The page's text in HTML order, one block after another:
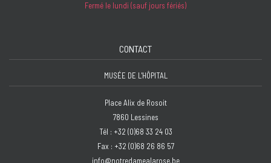
Fermé le lundi (sauf jours fériés)
CONTACT
MUSÉE DE L'HÔPITAL
Place Alix de Rosoit
7860 Lessines
Tél : +32 (0)68 33 24 03
Fax : +32 (0)68 26 86 57
info@notredamealarose.be